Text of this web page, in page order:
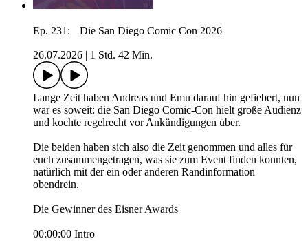
Ep. 231: Die San Diego Comic Con 2026
26.07.2026 1 Std. 42 Min.
Lange Zeit haben Andreas und Emu darauf hin gefiebert, nun
war es soweit: die San Diego Comic-Con hielt große Audienz
und kochte regelrecht vor Ankündigungen über.
Die beiden haben sich also die Zeit genommen und alles für
euch zusammengetragen, was sie zum Event finden konnten,
natürlich mit der ein oder anderen Randinformation
obendrein.
Die Gewinner des Eisner Awards
00:00:00 Intro